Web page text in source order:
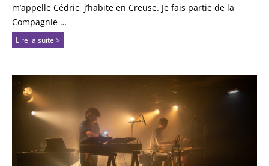
m’appelle Cédric, j’habite en Creuse. Je fais partie de la
Compagnie …
Lire la suite >